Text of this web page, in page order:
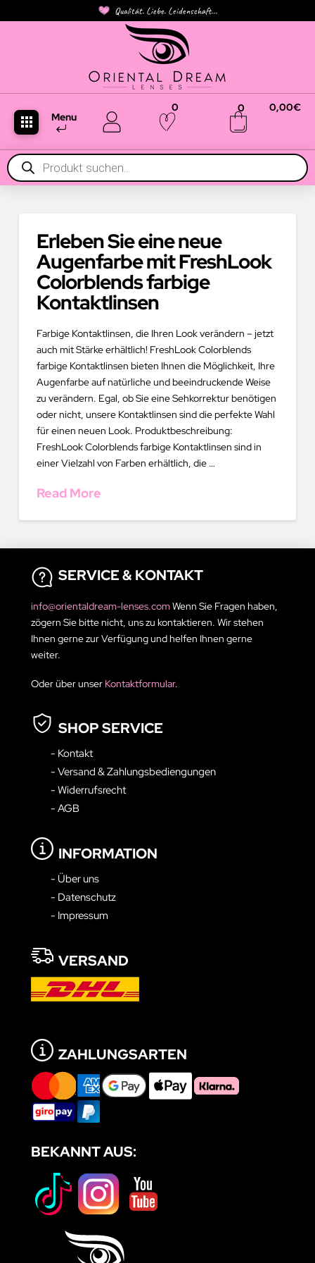
Qualität. Liebe. Leidenschaft...
Menu
0 0 0,00€
Products
search
Erleben Sie eine neue
Augenfarbe mit FreshLook
Colorblends farbige
Kontaktlinsen
Farbige Kontaktlinsen, die Ihren Look verändern – jetzt
auch mit Stärke erhältlich! FreshLook Colorblends
farbige Kontaktlinsen bieten Ihnen die Möglichkeit, Ihre
Augenfarbe auf natürliche und beeindruckende Weise
zu verändern. Egal, ob Sie eine Sehkorrektur benötigen
oder nicht, unsere Kontaktlinsen sind die perfekte Wahl
für einen neuen Look. Produktbeschreibung:
FreshLook Colorblends farbige Kontaktlinsen sind in
einer Vielzahl von Farben erhältlich, die …
Read More
SERVICE & KONTAKT
info@orientaldream-lenses.comWenn Sie Fragen haben,
zögern Sie bitte nicht, uns zu kontaktieren. Wir stehen
Ihnen gerne zur Verfügung und helfen Ihnen gerne
weiter.
Oder über unser Kontaktformular.
SHOP SERVICE
- Kontakt
- Versand & Zahlungsbediengungen
- Widerrufsrecht
- AGB
INFORMATION
- Über uns
- Datenschutz
- Impressum
VERSAND
ZAHLUNGSARTEN
BEKANNT AUS: